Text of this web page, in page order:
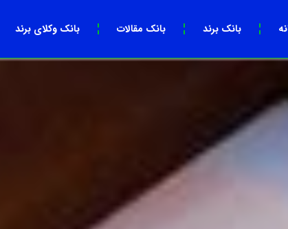
بانک برند بانک مقالات بانک وکلای برند